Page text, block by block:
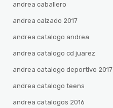
andrea caballero
andrea calzado 2017
andrea catalogo andrea
andrea catalogo cd juarez
andrea catalogo deportivo 2017
andrea catalogo teens
andrea catalogos 2016